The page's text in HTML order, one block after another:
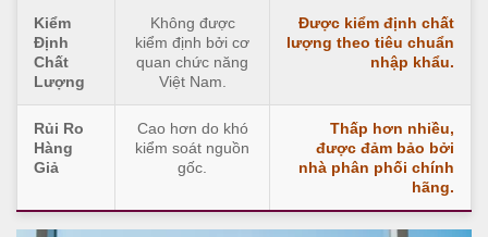
Kiểm
Định
Chất
Lượng
Không được
kiểm định bởi cơ
quan chức năng
Việt Nam.
Được kiểm định chất
lượng theo tiêu chuẩn
nhập khẩu.
Rủi Ro
Hàng
Giả
Cao hơn do khó
kiểm soát nguồn
gốc.
Thấp hơn nhiều,
được đảm bảo bởi
nhà phân phối chính
hãng.